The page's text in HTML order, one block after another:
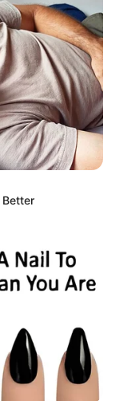
Better